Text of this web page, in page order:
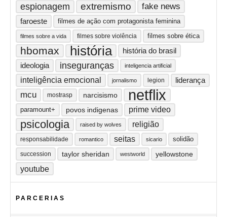
espionagem extremismo fake news
faroeste filmes de ação com protagonista feminina
filmes sobre a vida filmes sobre violência filmes sobre ética
hbomax história história do brasil
ideologia inseguranças inteligencia artificial
inteligência emocional jornalismo legion liderança
mcu mostrasp narcisismo netflix
paramount+ povos indigenas prime video
psicologia raised by wolves religião
responsabilidade romantico seitas sicario solidão
succession taylor sheridan westworld yellowstone
youtube
PARCERIAS